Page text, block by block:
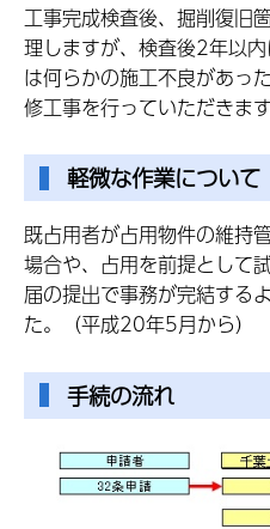
工事完成検査後、掘削復旧
理しますが、検査後2年以
は何らかの施工不良があっ
修工事を行っていただきま
軽微な作業について
既占用者が占用物件の維持
場合や、占用を前提として
届の提出で事務が完結する
た。（平成20年5月から）
手続の流れ